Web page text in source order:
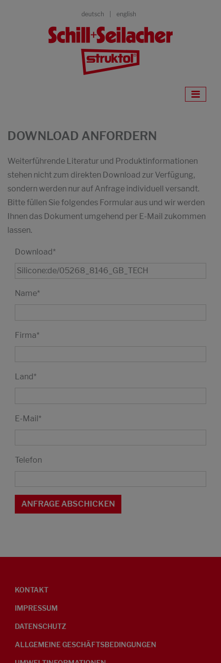
deutsch english
DOWNLOAD ANFORDERN
Weiterführende Literatur und Produktinformationen
stehen nicht zum direkten Download zur Verfügung,
sondern werden nur auf Anfrage individuell versandt.
Bitte füllen Sie folgendes Formular aus und wir werden
Ihnen das Dokument umgehend per E-Mail zukommen
lassen.
Download*
Name*
Firma*
Land*
E-Mail*
Telefon
KONTAKT
IMPRESSUM
DATENSCHUTZ
ALLGEMEINE GESCHÄFTSBEDINGUNGEN